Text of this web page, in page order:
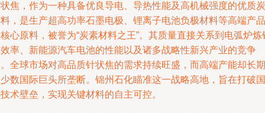
焦，作为一种具备优良导电、导热性能及高机械强度的优质炭
，是生产超高功率石墨电极、锂离子电池负极材料等高端产品
心原料，被誉为“炭素材料之王”。其质量直接关系到电弧炉炼
率、新能源汽车电池的性能以及诸多战略性新兴产业的竞争
全球市场对高品质针状焦的需求持续旺盛，而高端产能却长期
数国际巨头所垄断。锦州石化瞄准这一战略高地，旨在打破国
术壁垒，实现关键材料的自主可控。